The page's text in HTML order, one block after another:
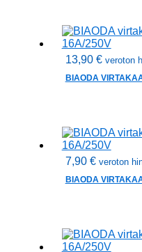
13,90 € veroton
BIAODA
7,90 € veroton
BIAODA